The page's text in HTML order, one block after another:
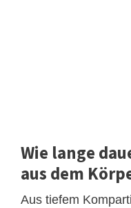
Wie lange
aus dem
Aus tiefem